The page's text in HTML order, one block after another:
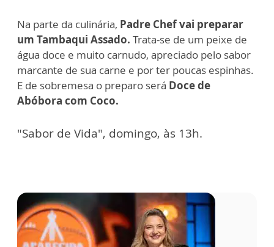
Na parte da culinária, Padre Chef vai preparar
um Tambaqui Assado. Trata-se de um peixe de
água doce e muito carnudo, apreciado pelo sabor
marcante de sua carne e por ter poucas espinhas.
E de sobremesa o preparo será Doce de
Abóbora com Coco.
"Sabor de Vida", domingo, às 13h.